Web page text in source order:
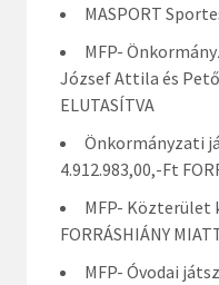
MASPORT
MFP-
József Attila és
ELUTASÍTVA
Önkormányzati
4.912.983,00,-Ft
MFP- Közterület
FORRÁSHIÁNY
MFP- Óvodai